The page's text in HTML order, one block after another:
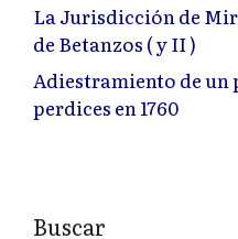
La Jurisdicción de
de Betanzos ( y II )
Adiestramiento de un
perdices en 1760
Buscar